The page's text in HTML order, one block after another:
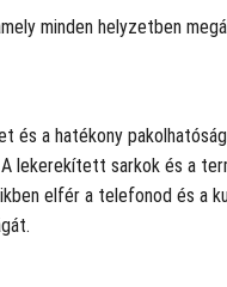
minden helyzetben
a hatékony
lekerekített sarkok és a
elfér a telefonod és a